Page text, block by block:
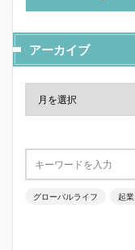
アーカイブ
グローバルライフ 起業